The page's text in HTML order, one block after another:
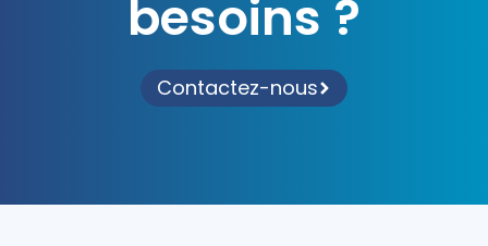
besoins ?
Contactez-nous